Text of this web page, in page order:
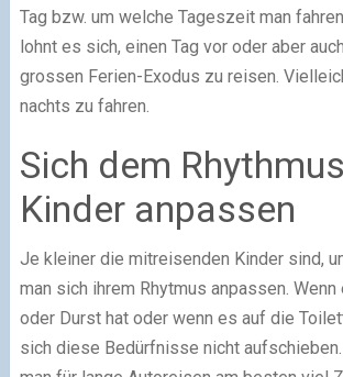
Tag bzw. um welche Tageszeit man
lohnt es sich, einen Tag vor oder aber
grossen Ferien-Exodus zu reisen.
nachts zu fahren.
Sich dem
Kinder anpassen
Je kleiner die mitreisenden Kinder sind,
man sich ihrem Rhytmus anpassen. Wenn
oder Durst hat oder wenn es auf die
sich diese Bedürfnisse nicht